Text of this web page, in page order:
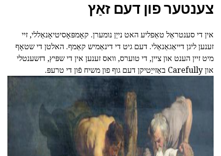
צענטער פון דעם זאַץ
אין די סענטראַל טאַפליע האט נייַן נומערן. קאָמפּאָסיטיאָנאַללי, זיי
זענען ליגן דייאַגאַנאַלי. דעם גיט די דינאַמיש קאַמף. האלטן די שטאָף
מיט זיין הענט און ציין, די טוערס, וואס זענען אין די שפּיץ, דזשענטלי
און Carefully באַזייַטיקן דעם גוף פון משיח פֿון די טרעפּ.